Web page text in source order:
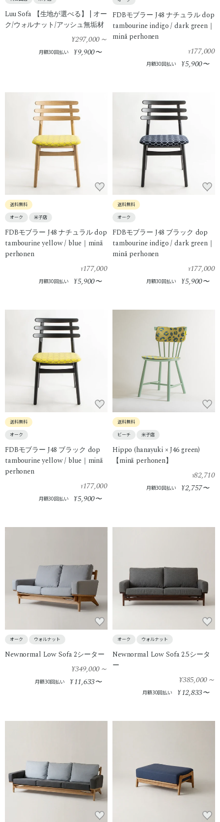
Luu Sofa 【生地が選べる】 | オー
ク/ウォルナット/アッシュ無垢材
¥297,000～
月額30回払い ¥9,900〜
FDBモブラー J48 ナチュラル dop
tambourine indigo / dark green｜
minä perhonen
¥177,000
月額30回払い ¥5,900〜
送料無料
オーク
米子店
FDBモブラー J48 ナチュラル dop
tambourine yellow / blue｜minä
perhonen
¥177,000
月額30回払い ¥5,900〜
送料無料
オーク
FDBモブラー J48 ブラック dop
tambourine indigo / dark green｜
minä perhonen
¥177,000
月額30回払い ¥5,900〜
送料無料
オーク
FDBモブラー J48 ブラック dop
tambourine yellow / blue｜minä
perhonen
¥177,000
月額30回払い ¥5,900〜
送料無料
ビーチ
米子店
Hippo (hanayuki × J46 green)
【minä perhonen】
¥82,710
月額30回払い ¥2,757〜
オーク ウォルナット
Newnormal Low Sofa 2シーター
¥349,000～
月額30回払い ¥11,633〜
オーク ウォルナット
Newnormal Low Sofa 2.5シータ
ー
¥385,000～
月額30回払い ¥12,833〜